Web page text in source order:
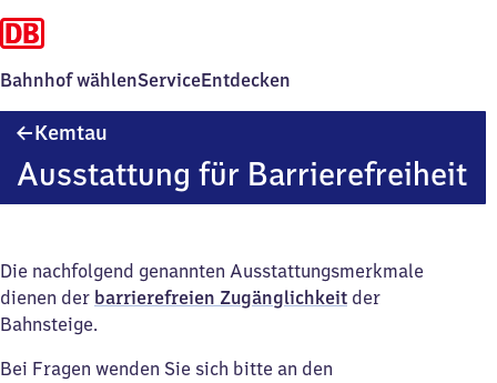
Bahnhof wählenServiceEntdecken
Kemtau
Ausstattung für Barrierefreiheit
Die nachfolgend genannten Ausstattungsmerkmale
dienen der barrierefreien Zugänglichkeit der
Bahnsteige.
Bei Fragen wenden Sie sich bitte an den